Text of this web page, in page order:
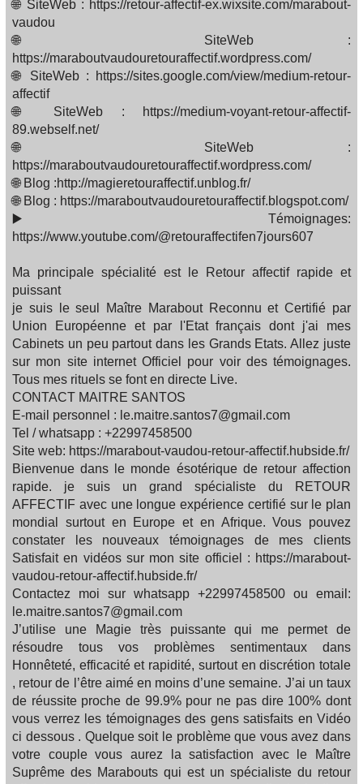
🌐 SiteWeb : https://retour-affectif-ex.wixsite.com/marabout-
vaudou
🌐 SiteWeb :
https://maraboutvaudouretouraffectif.wordpress.com/
🌐 SiteWeb : https://sites.google.com/view/medium-retour-
affectif
🌐 SiteWeb : https://medium-voyant-retour-affectif-
89.webself.net/
🌐 SiteWeb :
https://maraboutvaudouretouraffectif.wordpress.com/
🌐 Blog :http://magieretouraffectif.unblog.fr/
🌐 Blog : https://maraboutvaudouretouraffectif.blogspot.com/
▶️ Témoignages:
https://www.youtube.com/@retouraffectifen7jours607
Ma principale spécialité est le Retour affectif rapide et
puissant
je suis le seul Maître Marabout Reconnu et Certifié par
Union Européenne et par l'Etat français dont j'ai mes
Cabinets un peu partout dans les Grands Etats. Allez juste
sur mon site internet Officiel pour voir des témoignages.
Tous mes rituels se font en directe Live.
CONTACT MAITRE SANTOS
E-mail personnel : le.maitre.santos7@gmail.com
Tel / whatsapp : +22997458500
Site web: https://marabout-vaudou-retour-affectif.hubside.fr/
Bienvenue dans le monde ésotérique de retour affection
rapide. je suis un grand spécialiste du RETOUR
AFFECTIF avec une longue expérience certifié sur le plan
mondial surtout en Europe et en Afrique. Vous pouvez
constater les nouveaux témoignages de mes clients
Satisfait en vidéos sur mon site officiel : https://marabout-
vaudou-retour-affectif.hubside.fr/
Contactez moi sur whatsapp +22997458500 ou email:
le.maitre.santos7@gmail.com
J’utilise une Magie très puissante qui me permet de
résoudre tous vos problèmes sentimentaux dans
Honnêteté, efficacité et rapidité, surtout en discrétion totale
, retour de l’être aimé en moins d’une semaine. J’ai un taux
de réussite proche de 99.9% pour ne pas dire 100% dont
vous verrez les témoignages des gens satisfaits en Vidéo
ci dessous . Quelque soit le problème que vous avez dans
votre couple vous aurez la satisfaction avec le Maître
Suprême des Marabouts qui est un spécialiste du retour